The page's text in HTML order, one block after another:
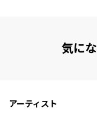
気に
アーティスト